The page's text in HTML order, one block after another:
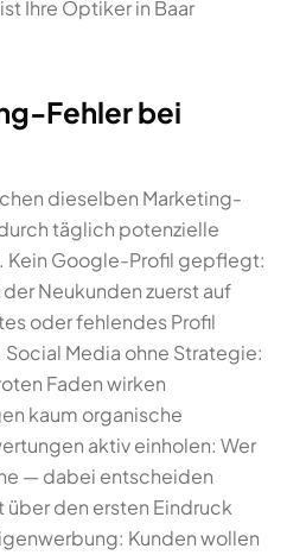
Ihre Optiker in Baar
Fehler bei
dieselben Marketing-
täglich potenzielle
Kein Google-Profil gepflegt:
Neukunden zuerst auf
oder fehlendes Profil
Media ohne Strategie:
Faden wirken
kaum organische
aktiv einholen: Wer
— dabei entscheiden
den ersten Eindruck
Kunden wollen